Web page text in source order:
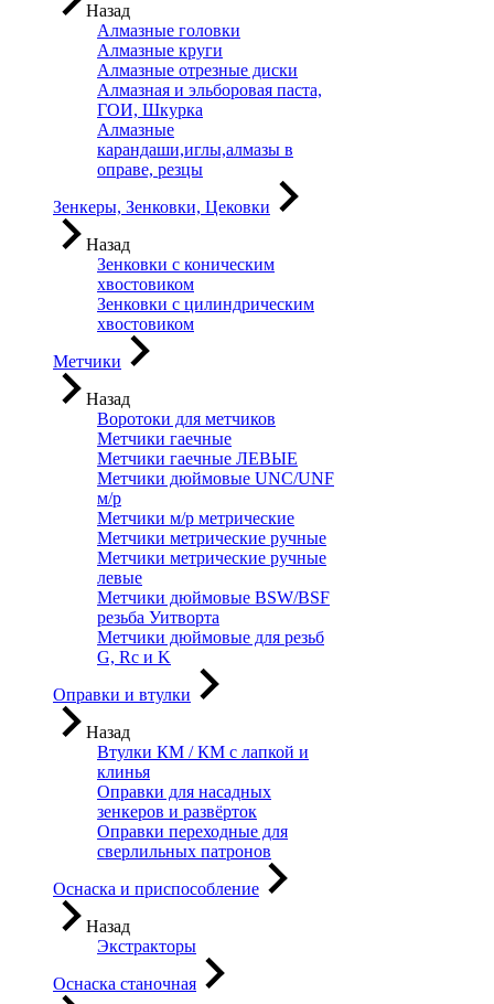
Назад
Алмазные головки
Алмазные круги
Алмазные отрезные диски
Алмазная и эльборовая паста,
ГОИ, Шкурка
Алмазные
карандаши,иглы,алмазы в
оправе, резцы
Зенкеры, Зенковки, Цековки
Назад
Зенковки с коническим
хвостовиком
Зенковки с цилиндрическим
хвостовиком
Метчики
Назад
Воротоки для метчиков
Метчики гаечные
Метчики гаечные ЛЕВЫЕ
Метчики дюймовые UNC/UNF
м/р
Метчики м/р метрические
Метчики метрические ручные
Метчики метрические ручные
левые
Метчики дюймовые BSW/BSF
резьба Уитворта
Метчики дюймовые для резьб
G, Rc и K
Оправки и втулки
Назад
Втулки КМ / КМ с лапкой и
клинья
Оправки для насадных
зенкеров и развёрток
Оправки переходные для
сверлильных патронов
Оснаска и приспособление
Назад
Экстракторы
Оснаска станочная